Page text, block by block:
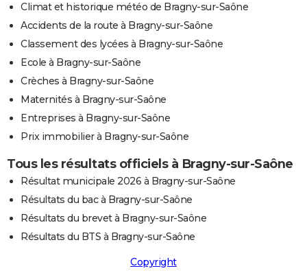
Climat et historique météo de Bragny-sur-Saône
Accidents de la route à Bragny-sur-Saône
Classement des lycées à Bragny-sur-Saône
Ecole à Bragny-sur-Saône
Crèches à Bragny-sur-Saône
Maternités à Bragny-sur-Saône
Entreprises à Bragny-sur-Saône
Prix immobilier à Bragny-sur-Saône
Tous les résultats officiels à Bragny-sur-Saône
Résultat municipale 2026 à Bragny-sur-Saône
Résultats du bac à Bragny-sur-Saône
Résultats du brevet à Bragny-sur-Saône
Résultats du BTS à Bragny-sur-Saône
Copyright